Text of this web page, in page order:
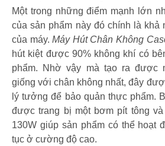
Một trong những điểm mạnh lớn
của sản phẩm này đó chính là khả
của máy.Máy Hút Chân Không
hút kiệt được 90% không khí có
phẩm. Nhờ vậy mà tạo ra được
giống với chân không nhất, đây
lý tưởng để bảo quản thực phẩm.
được trang bị một bơm pít tông
130W giúp sản phẩm có thể hoạt
tục ở cường độ cao.